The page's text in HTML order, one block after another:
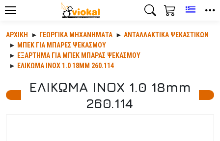
ΑΡΧΙΚΉ ΓΕΩΡΓΙΚΆ ΜΗΧΑΝΉΜΑΤΑ
ΑΝΤΑΛΛΑΚΤΙΚΆ ΨΕΚΑΣΤΙΚΏΝ
ΜΠΕΚ ΓΙΑ ΜΠΑΡΕΣ ΨΕΚΑΣΜΟΥ
ΕΞΑΡΤΗΜΑ ΓΙΑ ΜΠΕΚ ΜΠΑΡΑΣ ΨΕΚΑΣΜΟΥ
ΕΛΙΚΩΜΑ ΙΝΟΧ 1.0 18MM 260.114
ΕΛΙΚΩΜΑ ΙΝΟΧ 1.0 18mm
260.114